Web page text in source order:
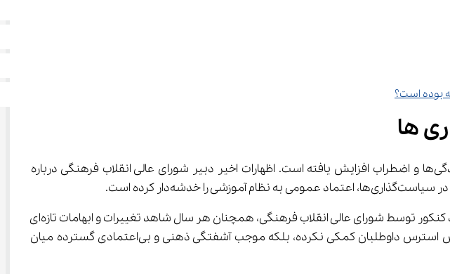
ها
با وجود گذشت سه سال از اجرای مصوبه جدید کنکور، نه تنها استرس‌ها کاهش نیافته، بلکه پیچیدگی‌ها و اضطراب افزایش یافته است. اظهارات اخیر دبیر شورای عالی انقلاب فرهنگی درباره
کرده است.
با وجود گذشت سه سال از آغاز اجرای مصوبه جدید کنکور توسط شورای عالی انقلاب فرهنگی، همچنان هر سال شاهد تغییرات و ابهامات تازه‌ای
در مسیر برگزاری آزمون سراسری و نحوه تأثیر سوابق تحصیلی هستیم؛ تغییراتی که نه‌تنها به کاهش استرس داوطلبان کمکی نکرده، بلکه موجب آشفتگی ذهنی و بی‌اعتمادی گسترده میان